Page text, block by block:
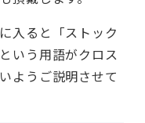
入ると「ストック
いう用語がクロス
ようご説明させて